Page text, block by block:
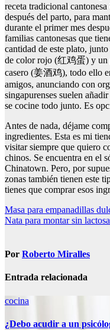
receta tradicional
después del parto, para
durante el primer mes
familias cantonesas que
cantidad de este plato,
de color rojo (红鸡蛋) y un
casero (姜酒鸡), todo ello
amigos, anunciando con
singapurenses suelen
se cocine todo junto. Es
Antes de nada, déjame
ingredientes. Esta es mi
visitar siempre que quiero
chinos. Se encuentra en el
Chinatown. Pero, por
zonas también tienen este
tienes que comprar esos
Navegación
de
Masa para empanadillas
Nata para montar sin
Por Roberto Miralles
Entrada relacionada
cocina
¿Debo acudir a un